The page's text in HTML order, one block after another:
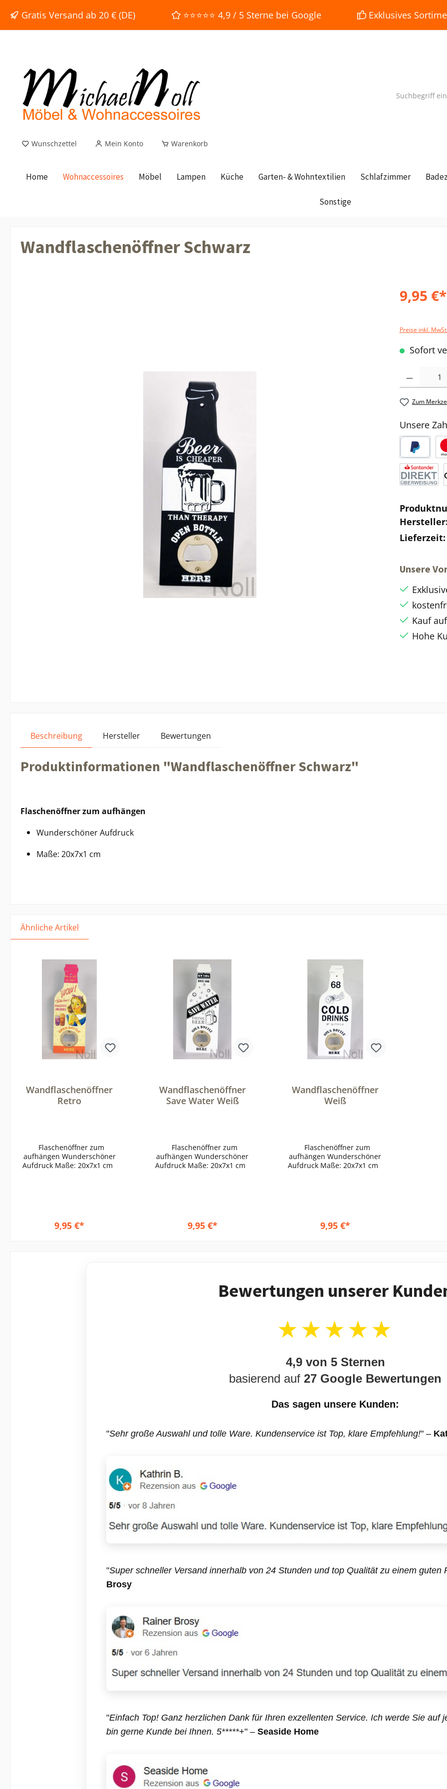
springen Zur Hauptnavigation springen
Gratis Versand ab 20 € (DE) ⭐⭐⭐⭐⭐ 4,9 / 5 Sterne bei Google Exklusives
Wunschzettel Mein Konto Warenkorb
Home Wohnaccessoires Möbel Lampen Küche Garten- & Wohntextilien Schlafzimmer
Sonstige
Wandflaschenöffner Schwarz
9,95 €*
Preise inkl.
Sofort
Zum
Unsere
Unsere
Kauf
Hohe
Beschreibung Hersteller Bewertungen
Produktinformationen "Wandflaschenöffner Schwarz"
Flaschenöffner zum aufhängen
Wunderschöner Aufdruck
Maße: 20x7x1 cm
Ähnliche Artikel
Wandflaschenöffner
Retro
Flaschenöffner zum
aufhängen Wunderschöner
9,95 €*
Wandflaschenöffner
Save Water Weiß
Flaschenöffner zum
aufhängen Wunderschöner
9,95 €*
Wandflaschenöffner
Weiß
Flaschenöffner zum
aufhängen Wunderschöner
9,95 €*
Bewertungen unserer
★★★★★
4,9 von 5 Sternen
basierend auf 27 Google Bewertungen
Das sagen unsere Kunden:
"Sehr große Auswahl und tolle Ware. Kundenservice ist Top, klare Empfehlung!" –
"Super schneller Versand innerhalb von 24 Stunden und top Qualität zu einem guten
Brosy
"Einfach Top! Ganz herzlichen Dank für Ihren exzellenten Service. Ich werde Sie auf
bin gerne Kunde bei Ihnen. 5*****+" – Seaside Home